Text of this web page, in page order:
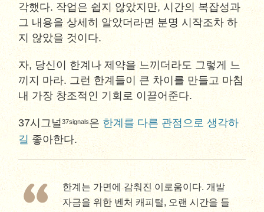
각했다. 작업은 쉽지 않았지만, 시간의 복잡성과
그 내용을 상세히 알았더라면 분명 시작조차 하
지 않았을 것이다.
자, 당신이 한계나 제약을 느끼더라도 그렇게 느
끼지 마라. 그런 한계들이 큰 차이를 만들고 마침
내 가장 창조적인 기회로 이끌어준다.
37시그널37signals은 한계를 다른 관점으로 생각하
길 좋아한다.
한계는 가면에 감춰진 이로움이다. 개발
자금을 위한 벤처 캐피털, 오랜 시간을 들